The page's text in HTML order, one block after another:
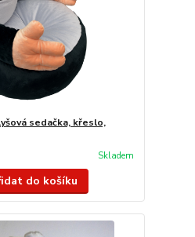
sedačka, křeslo,
Skladem
do košíku